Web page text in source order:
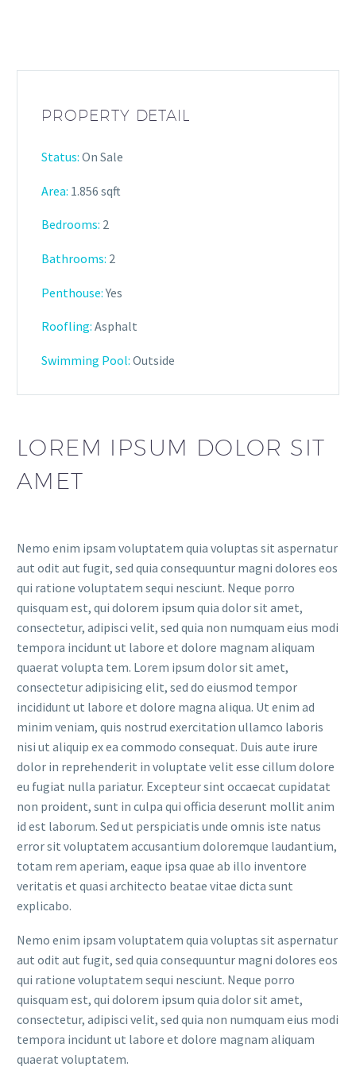
PROPERTY DETAIL
Status: On Sale
Area: 1.856 sqft
Bedrooms: 2
Bathrooms: 2
Penthouse:Yes
Roofling: Asphalt
Swimming Pool: Outside
LOREM IPSUM DOLOR SIT
AMET
Nemo enim ipsam voluptatem quia voluptas sit aspernatur
aut odit aut fugit, sed quia consequuntur magni dolores eos
qui ratione voluptatem sequi nesciunt. Neque porro
quisquam est, qui dolorem ipsum quia dolor sit amet,
consectetur, adipisci velit, sed quia non numquam eius modi
tempora incidunt ut labore et dolore magnam aliquam
quaerat volupta tem. Lorem ipsum dolor sit amet,
consectetur adipisicing elit, sed do eiusmod tempor
incididunt ut labore et dolore magna aliqua. Ut enim ad
minim veniam, quis nostrud exercitation ullamco laboris
nisi ut aliquip ex ea commodo consequat. Duis aute irure
dolor in reprehenderit in voluptate velit esse cillum dolore
eu fugiat nulla pariatur. Excepteur sint occaecat cupidatat
non proident, sunt in culpa qui officia deserunt mollit anim
id est laborum. Sed ut perspiciatis unde omnis iste natus
error sit voluptatem accusantium doloremque laudantium,
totam rem aperiam, eaque ipsa quae ab illo inventore
veritatis et quasi architecto beatae vitae dicta sunt
explicabo.
Nemo enim ipsam voluptatem quia voluptas sit aspernatur
aut odit aut fugit, sed quia consequuntur magni dolores eos
qui ratione voluptatem sequi nesciunt. Neque porro
quisquam est, qui dolorem ipsum quia dolor sit amet,
consectetur, adipisci velit, sed quia non numquam eius modi
tempora incidunt ut labore et dolore magnam aliquam
quaerat voluptatem.